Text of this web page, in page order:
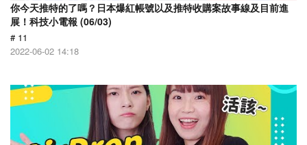
你今天推特的了嗎？日本爆紅帳號以及推特收購案故事線及目前進
展！科技小電報 (06/03)
# 11
2022-06-02 14:18